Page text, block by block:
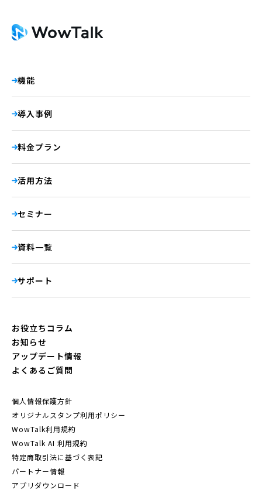
機能
導入事例
料金プラン
活用方法
セミナー
資料一覧
サポート
お役立ちコラム
お知らせ
アップデート情報
よくあるご質問
個人情報保護方針
オリジナルスタンプ利用ポリシー
WowTalk利用規約
WowTalk AI 利用規約
特定商取引法に基づく表記
パートナー情報
アプリダウンロード